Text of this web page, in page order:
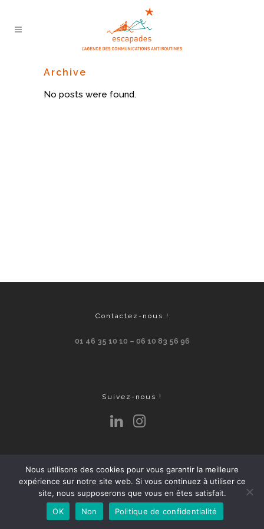
Archive
No posts were found.
Contactez-nous !
01 46 35 10 10 – 06 10 83 56 96
Suivez-nous !
ABONNEZ-VOUS À NOTRE NEWSLETTER
POLITIQUE DE CONFIDENTIALITÉ
Nous utilisons des cookies pour vous garantir la meilleure
expérience sur notre site web. Si vous continuez à utiliser ce
site, nous supposerons que vous en êtes satisfait.
OK
Non Politique de confidentialité